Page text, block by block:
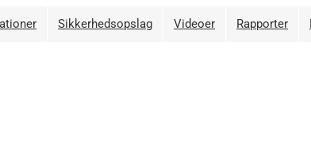
Sikkerhedsopslag Videoer Rapporter